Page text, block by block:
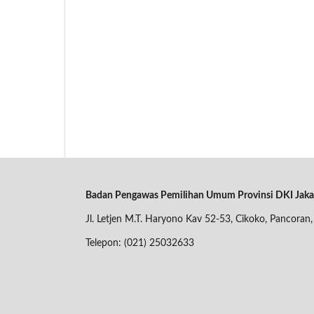
Badan Pengawas Pemilihan Umum Provinsi DKI
Jl. Letjen M.T. Haryono Kav 52-53, Cikoko,
Telepon: (021) 25032633